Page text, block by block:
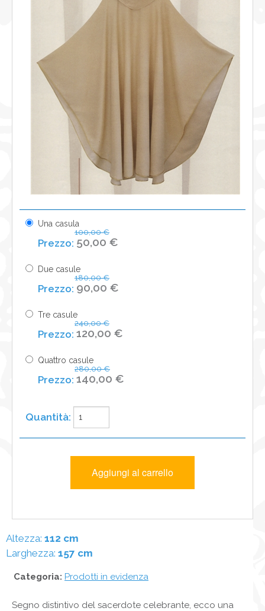
Una casula
100,00 €
50,00 €
Due casule
180,00 €
90,00 €
Tre casule
240,00 €
120,00 €
Quattro casule
280,00 €
140,00 €
Altezza: 112 cm
Larghezza: 157 cm
Categoria: Prodotti in evidenza
Segno distintivo del sacerdote celebrante, ecco una